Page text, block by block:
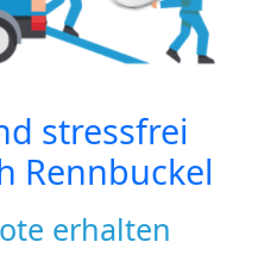
stressfrei
Rennbuckel
erhalten